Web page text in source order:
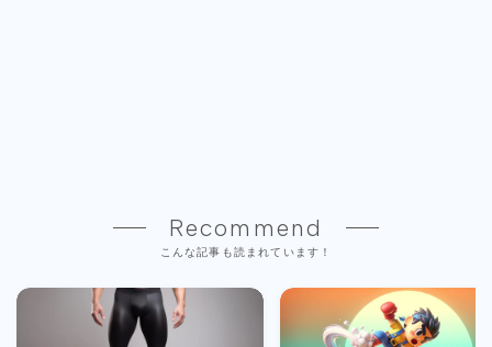
Recommend
こんな記事も読まれています！